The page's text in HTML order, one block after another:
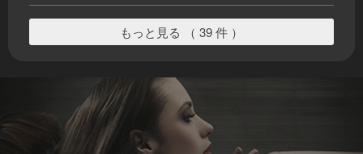
もっと見る （ 39 件 ）